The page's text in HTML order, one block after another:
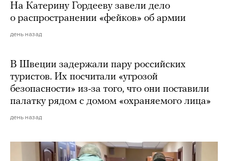
На Катерину Гордееву завели дело
о распространении «фейков» об армии
день назад
В Швеции задержали пару российских
туристов. Их посчитали «угрозой
безопасности» из-за того, что они поставили
палатку рядом с домом «охраняемого лица»
день назад